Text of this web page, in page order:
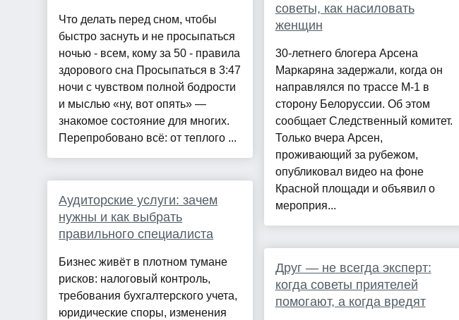
Что делать перед сном, чтобы
быстро заснуть и не просыпаться
ночью - всем, кому за 50 - правила
здорового сна Просыпаться в 3:47
ночи с чувством полной бодрости
и мыслью «ну, вот опять» —
знакомое состояние для многих.
Перепробовано всё: от теплого ...
Аудиторские услуги: зачем
нужны и как выбрать
правильного специалиста
Бизнес живёт в плотном тумане
рисков: налоговый контроль,
требования бухгалтерского учета,
юридические споры, изменения
советы, как насиловать
женщин
30-летнего блогера Арсена
Маркаряна задержали, когда он
направлялся по трассе М-1 в
сторону Белоруссии. Об этом
сообщает Следственный комитет.
Только вчера Арсен,
проживающий за рубежом,
опубликовал видео на фоне
Красной площади и объявил о
мероприя...
Друг — не всегда эксперт:
когда советы приятелей
помогают, а когда вредят